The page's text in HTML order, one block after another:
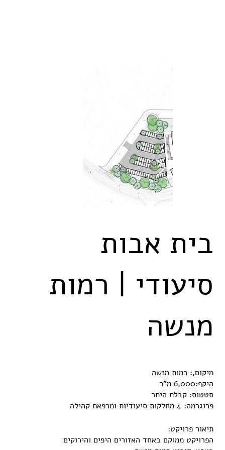
בית אבות
סיעודי | רמות
מנשה
מיקום,: רמות מנשה
היקף:6,000 מ"ר
סטטוס: קבלת היתר
פרוגרמה: 4 מחלקות סיעודיות ומרפאת קהילה
תיאור פרויקט:
הפרויקט ממוקם באחד האזורים היפים והירוקים